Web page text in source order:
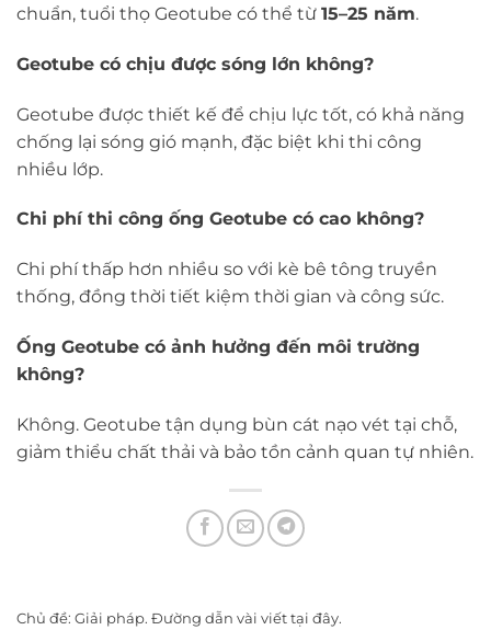
chuẩn, tuổi thọ Geotube có thể từ 15–25 năm.
Geotube có chịu được sóng lớn không?
Geotube được thiết kế để chịu lực tốt, có khả năng
chống lại sóng gió mạnh, đặc biệt khi thi công
nhiều lớp.
Chi phí thi công ống Geotube có cao không?
Chi phí thấp hơn nhiều so với kè bê tông truyền
thống, đồng thời tiết kiệm thời gian và công sức.
Ống Geotube có ảnh hưởng đến môi trường
không?
Không. Geotube tận dụng bùn cát nạo vét tại chỗ,
giảm thiểu chất thải và bảo tồn cảnh quan tự nhiên.
Chủ đề: Giải pháp. Đường dẫn vài viết tại đây.